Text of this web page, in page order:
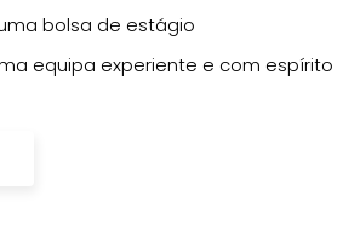
bolsa de estágio
equipa experiente e com espírito